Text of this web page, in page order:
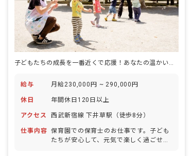
子どもたちの成長を一番近くで応援！あなたの温かい心が輝く場所がここにあります。
給与 月給230,000円 ~ 290,000円
休日 年間休日120日以上
アクセス 西武新宿線 下井草駅（徒歩8分）
仕事内容 保育園での保育士のお仕事です。子ども
たちが安心して、元気で楽しく過ごせる